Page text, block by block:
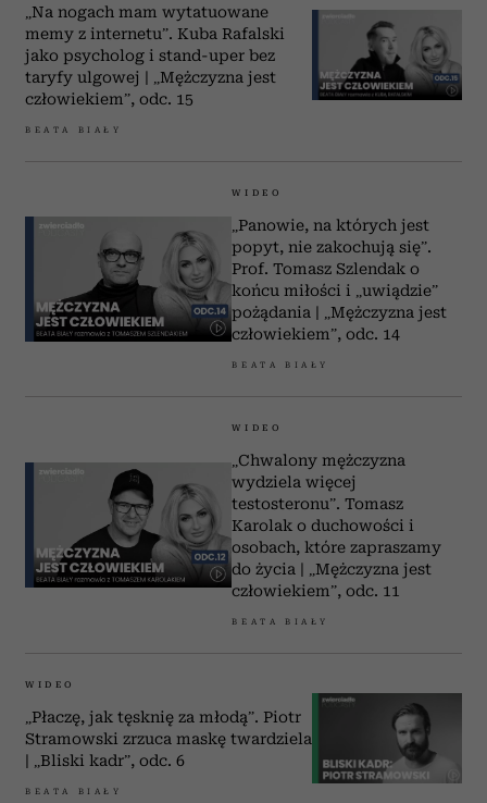
„Na nogach mam wytatuowane
memy z internetu”. Kuba Rafalski
jako psycholog i stand-uper bez
taryfy ulgowej | „Mężczyzna jest
człowiekiem”, odc. 15
BEATA BIAŁY
WIDEO
„Panowie, na których jest
popyt, nie zakochują się”.
Prof. Tomasz Szlendak o
końcu miłości i „uwiądzie”
pożądania | „Mężczyzna jest
człowiekiem”, odc. 14
BEATA BIAŁY
WIDEO
„Chwalony mężczyzna
wydziela więcej
testosteronu”. Tomasz
Karolak o duchowości i
osobach, które zapraszamy
do życia | „Mężczyzna jest
człowiekiem”, odc. 11
BEATA BIAŁY
WIDEO
„Płaczę, jak tęsknię za młodą”. Piotr
Stramowski zrzuca maskę twardziela
| „Bliski kadr”, odc. 6
BEATA BIAŁY